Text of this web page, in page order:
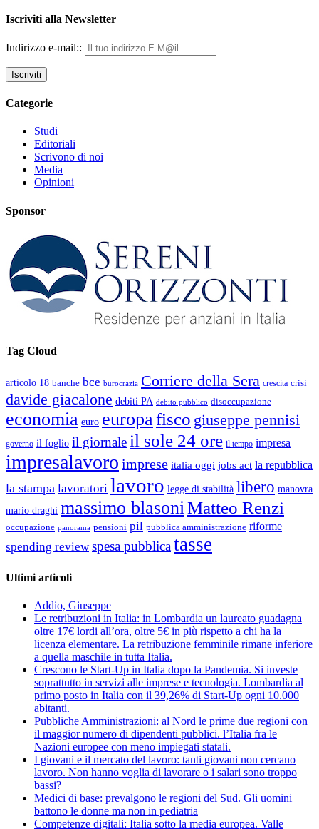
Iscriviti alla Newsletter
Indirizzo e-mail::
Categorie
Studi
Editoriali
Scrivono di noi
Media
Opinioni
Sponsor
Tag Cloud
articolo 18 banche bce burocrazia Corriere della Sera crescita crisi
davide giacalone debiti PA debito pubblico disoccupazione
economia euro europafisco giuseppe pennisi
governo il foglio il giornale il sole 24 ore il tempo impresa
impresalavoro imprese italia oggi jobs act la repubblica
la stampa lavoratori lavoro legge di stabilità libero manovra
mario draghi massimo blasoniMatteo Renzi
occupazione panorama pensioni pil pubblica amministrazione riforme
spending review spesa pubblicatasse
Ultimi articoli
Addio, Giuseppe
Le retribuzioni in Italia: in Lombardia un laureato guadagna
oltre 17€ lordi all’ora, oltre 5€ in più rispetto a chi ha la
licenza elementare. La retribuzione femminile rimane inferiore
a quella maschile in tutta Italia.
Crescono le Start-Up in Italia dopo la Pandemia. Si investe
soprattutto in servizi alle imprese e tecnologia. Lombardia al
primo posto in Italia con il 39,26% di Start-Up ogni 10.000
abitanti.
Pubbliche Amministrazioni: al Nord le prime due regioni con
il maggior numero di dipendenti pubblici. l’Italia fra le
Nazioni europee con meno impiegati statali.
I giovani e il mercato del lavoro: tanti giovani non cercano
lavoro. Non hanno voglia di lavorare o i salari sono troppo
bassi?
Medici di base: prevalgono le regioni del Sud. Gli uomini
battono le donne ma non in pediatria
Competenze digitali: Italia sotto la media europea. Valle